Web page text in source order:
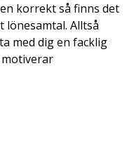
korrekt så finns det
Alltså
med dig en facklig